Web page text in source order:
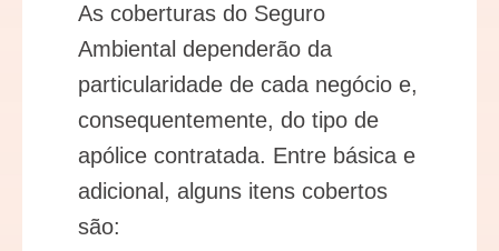
As coberturas do Seguro
Ambiental dependerão da
particularidade de cada negócio e,
consequentemente, do tipo de
apólice contratada. Entre básica e
adicional, alguns itens cobertos
são: